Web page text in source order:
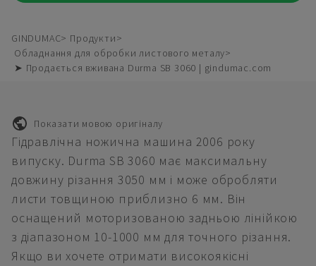
GINDUMAC
Продукти
Обладнання для обробки листового металу
➤ Продається вживана Durma SB 3060 | gindumac.com
Показати мовою оригіналу
Гідравлічна ножична машина 2006 року
випуску. Durma SB 3060 має максимальну
довжину різання 3050 мм і може обробляти
листи товщиною приблизно 6 мм. Він
оснащений моторизованою задньою лінійкою
з діапазоном 10-1000 мм для точного різання.
Якщо ви хочете отримати високоякісні